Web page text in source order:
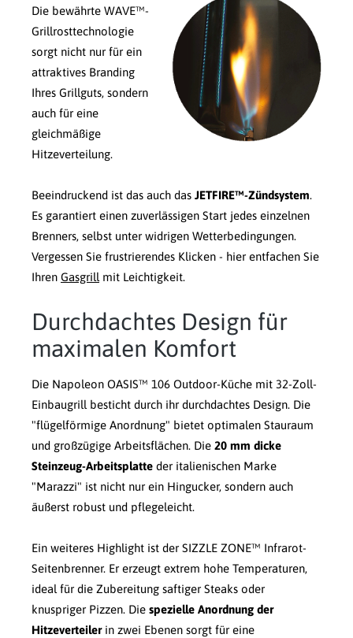
Die bewährte WAVE™-
Grillrosttechnologie
sorgt nicht nur für ein
attraktives Branding
Ihres Grillguts, sondern
auch für eine
gleichmäßige
Hitzeverteilung.
Beeindruckend ist das auch das JETFIRE™-Zündsystem.
Es garantiert einen zuverlässigen Start jedes einzelnen
Brenners, selbst unter widrigen Wetterbedingungen.
Vergessen Sie frustrierendes Klicken - hier entfachen Sie
Ihren Gasgrill mit Leichtigkeit.
Durchdachtes Design für
maximalen Komfort
Die Napoleon OASIS™ 106 Outdoor-Küche mit 32-Zoll-
Einbaugrill besticht durch ihr durchdachtes Design. Die
"flügelförmige Anordnung" bietet optimalen Stauraum
und großzügige Arbeitsflächen. Die 20 mm dicke
Steinzeug-Arbeitsplatte der italienischen Marke
"Marazzi" ist nicht nur ein Hingucker, sondern auch
äußerst robust und pflegeleicht.
Ein weiteres Highlight ist der SIZZLE ZONE™ Infrarot-
Seitenbrenner. Er erzeugt extrem hohe Temperaturen,
ideal für die Zubereitung saftiger Steaks oder
knuspriger Pizzen. Die spezielle Anordnung der
Hitzeverteilerin zwei Ebenen sorgt für eine